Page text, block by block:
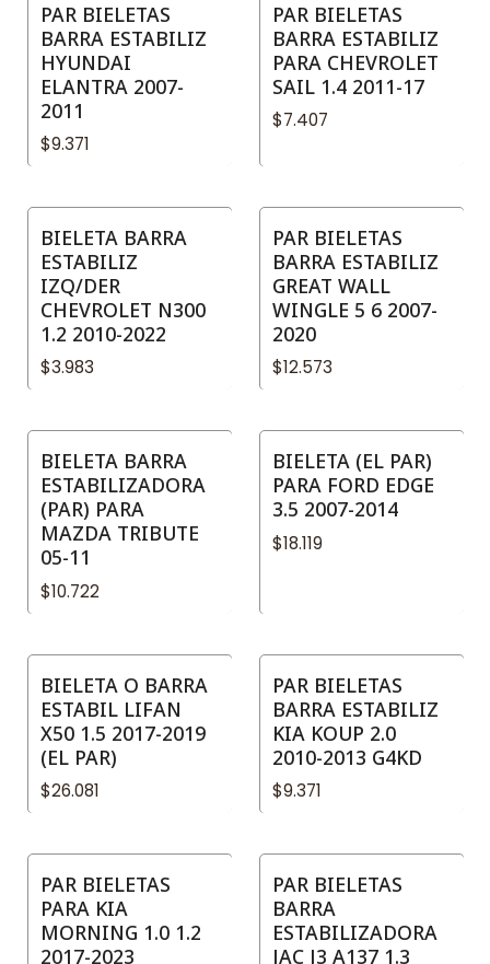
PAR BIELETAS
BARRA ESTABILIZ
HYUNDAI
ELANTRA 2007-
2011
$9.371
PAR BIELETAS
BARRA ESTABILIZ
PARA CHEVROLET
SAIL 1.4 2011-17
$7.407
BIELETA BARRA
ESTABILIZ
IZQ/DER
CHEVROLET N300
1.2 2010-2022
$3.983
PAR BIELETAS
BARRA ESTABILIZ
GREAT WALL
WINGLE 5 6 2007-
2020
$12.573
BIELETA BARRA
ESTABILIZADORA
(PAR) PARA
MAZDA TRIBUTE
05-11
$10.722
BIELETA (EL PAR)
PARA FORD EDGE
3.5 2007-2014
$18.119
BIELETA O BARRA
ESTABIL LIFAN
X50 1.5 2017-2019
(EL PAR)
$26.081
PAR BIELETAS
BARRA ESTABILIZ
KIA KOUP 2.0
2010-2013 G4KD
$9.371
PAR BIELETAS
PARA KIA
MORNING 1.0 1.2
2017-2023
PAR BIELETAS
BARRA
ESTABILIZADORA
JAC J3 A137 1.3